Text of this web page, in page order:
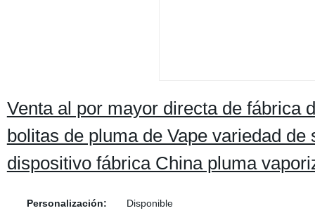
Venta al por mayor directa de fábrica
bolitas de pluma de Vape variedad
dispositivo fábrica China pluma
Personalización:
Disponible